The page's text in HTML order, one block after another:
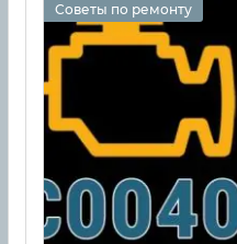
Советы по ремонту